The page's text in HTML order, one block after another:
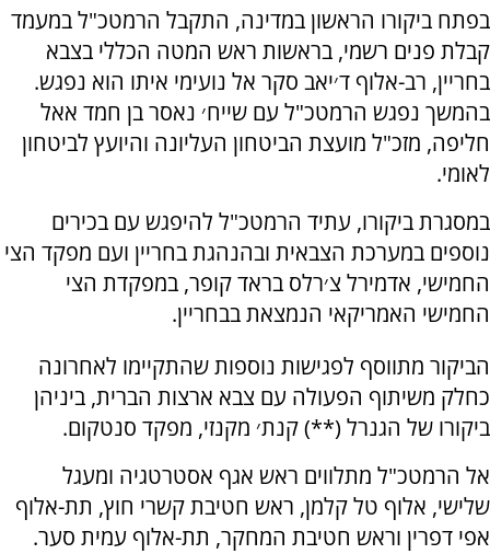
‏בפתח ביקורו הראשון במדינה, התקבל הרמטכ"ל במעמד
קבלת פנים רשמי, בראשות ראש המטה הכללי בצבא
בחריין, רב-אלוף ד׳יאב סקר אל נועימי איתו הוא נפגש.
בהמשך נפגש הרמטכ"ל עם שייח׳ נאסר בן חמד אאל
חליפה, מזכ"ל מועצת הביטחון העליונה והיועץ לביטחון
לאומי.
במסגרת ביקורו, עתיד הרמטכ"ל להיפגש עם בכירים
נוספים במערכת הצבאית ובהנהגת בחריין ועם מפקד הצי
החמישי, אדמירל צ׳רלס בראד קופר, במפקדת הצי
החמישי האמריקאי הנמצאת בבחריין.
הביקור מתווסף לפגישות נוספות שהתקיימו לאחרונה
כחלק משיתוף הפעולה עם צבא ארצות הברית, ביניהן
ביקורו של הגנרל (**) קנת׳ מקנזי, מפקד סנטקום.
אל הרמטכ"ל מתלווים ראש אגף אסטרטגיה ומעגל
שלישי, אלוף טל קלמן, ראש חטיבת קשרי חוץ, תת-אלוף
אפי דפרין וראש חטיבת המחקר, תת-אלוף עמית סער.